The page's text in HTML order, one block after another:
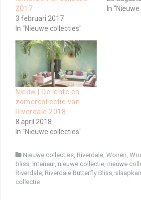
2017
3 februari 2017
In "Nieuwe collecties"
In
Nieuw | De lente en
zomercollectie van
Riverdale 2018
8 april 2018
In "Nieuwe collecties"
Nieuwe collecties, Riverdale, Wonen,
bliss, interieur, nieuwe collectie, nieuwe
Riverdale, Riverdale Butterfly Bliss,
collectie